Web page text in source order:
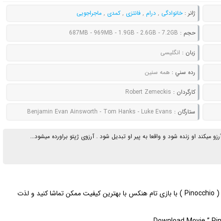
ژانر :خانوادگی ,درام ,فانتزی ,کمدی ,ماجراجویی
حجم : 687MB - 969MB - 1.9GB - 2.6GB - 7.2GB
زبان : انگلیسی
رده سني :همه سنین
کارگردان : Robert Zemeckis
ستارگان : Benjamin Evan Ainsworth - Tom Hanks - Luke Evans
او زنده شود و واقعا به پیر او تبدیل شود . آرزوی ژپتو براورده میشود...
جدید پینوکیو ( Pinocchio ) با بازی تام هنکس با بهترین کیفیت ممکن تماشا کنید و لذت